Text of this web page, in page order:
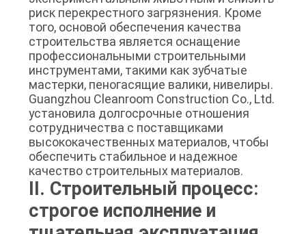
риск перекрестного загрязнения. Кроме
того, основой обеспечения качества
строительства является оснащение
профессиональными строительными
инструментами, такими как зубчатые
мастерки, пеногасящие валики, нивелиры.
Guangzhou Cleanroom Construction Co., Ltd.
установила долгосрочные отношения
сотрудничества с поставщиками
высококачественных материалов, чтобы
обеспечить стабильное и надежное
качество строительных материалов.
II. Строительный процесс:
строгое исполнение и